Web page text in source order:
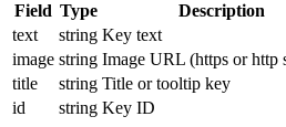
Field Type Description
text
string Key text
image string Image URL (https or http
title
string Title or tooltip key
id
string Key ID